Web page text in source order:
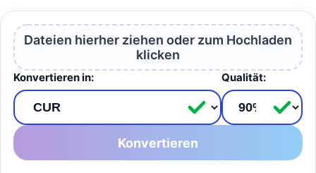
Dateien hierher ziehen oder zum Hochladen
klicken
Konvertieren in: Qualität:
Konvertieren